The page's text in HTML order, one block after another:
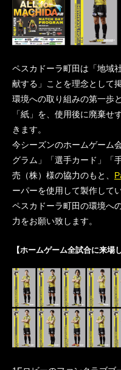
ペスカドーラ町田は「地域
献する」ことを理念として
環境への取り組みの第一歩
「紙」を、使用後に廃棄
きます。
今シーズンのホームゲーム
グラム」「選手カード」「
売（株）様の協力のもと、
ーパーを使用して製作してい
ペスカドーラ町田の環境へ
力をお願い致します。
【ホームゲーム全試合に来場